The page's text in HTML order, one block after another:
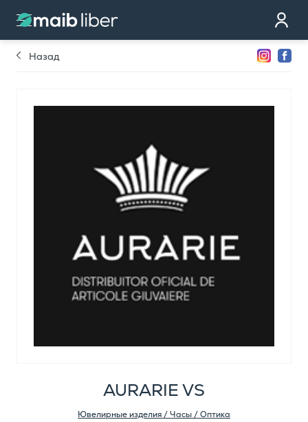
Контакт
стать клиентом
Назад
AURARIE VS
Ювелирные изделия / Часы / Оптика